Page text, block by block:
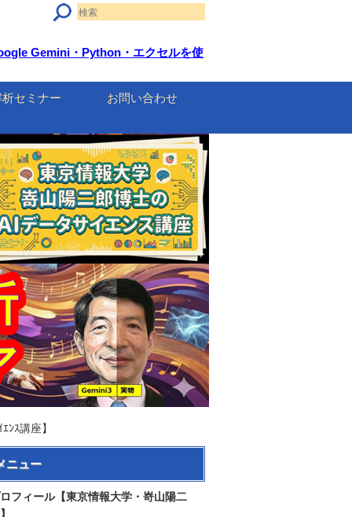
Gemini・Python・エクセルを使
セミナー お問い合わせ
ｽ講座】
ニュー
フィール【東京情報大学・嵜山陽二